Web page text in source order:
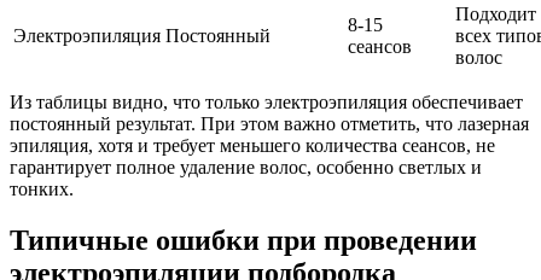
Электроэпиляция Постоянный
8-15
сеансов
Подходит
всех
волос
Из таблицы видно, что только электроэпиляция обеспечивает
постоянный результат. При этом важно отметить, что лазерная
эпиляция, хотя и требует меньшего количества сеансов, не
гарантирует полное удаление волос, особенно светлых и
тонких.
Типичные ошибки при проведении
электроэпиляции подбородка